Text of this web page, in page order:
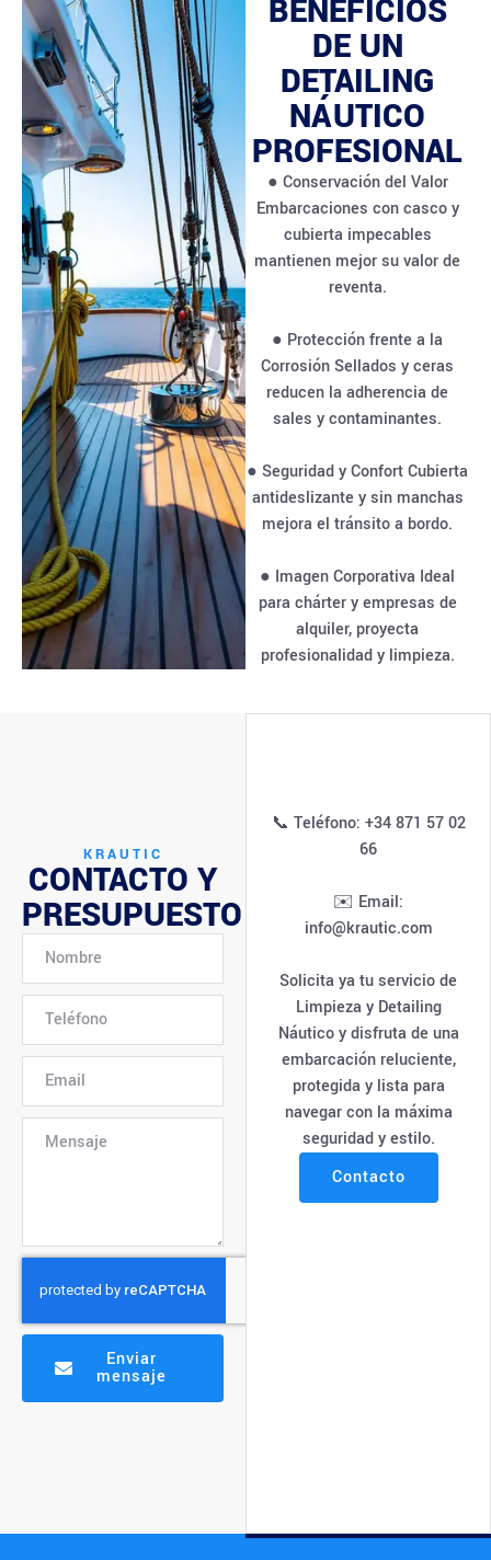
BENEFICIOS
DE UN
DETAILING
NÁUTICO
PROFESIONAL
● Conservación del Valor
Embarcaciones con casco y
cubierta impecables
mantienen mejor su valor de
reventa.
● Protección frente a la
Corrosión Sellados y ceras
reducen la adherencia de
sales y contaminantes.
● Seguridad y Confort Cubierta
antideslizante y sin manchas
mejora el tránsito a bordo.
● Imagen Corporativa Ideal
para chárter y empresas de
alquiler, proyecta
profesionalidad y limpieza.
KRAUTIC
CONTACTO Y
PRESUPUESTO
Enviar
mensaje
📞 Teléfono: +34 871 57 02
66
✉️ Email:
info@krautic.com
Solicita ya tu servicio de
Limpieza y Detailing
Náutico y disfruta de una
embarcación reluciente,
protegida y lista para
navegar con la máxima
seguridad y estilo.
Contacto